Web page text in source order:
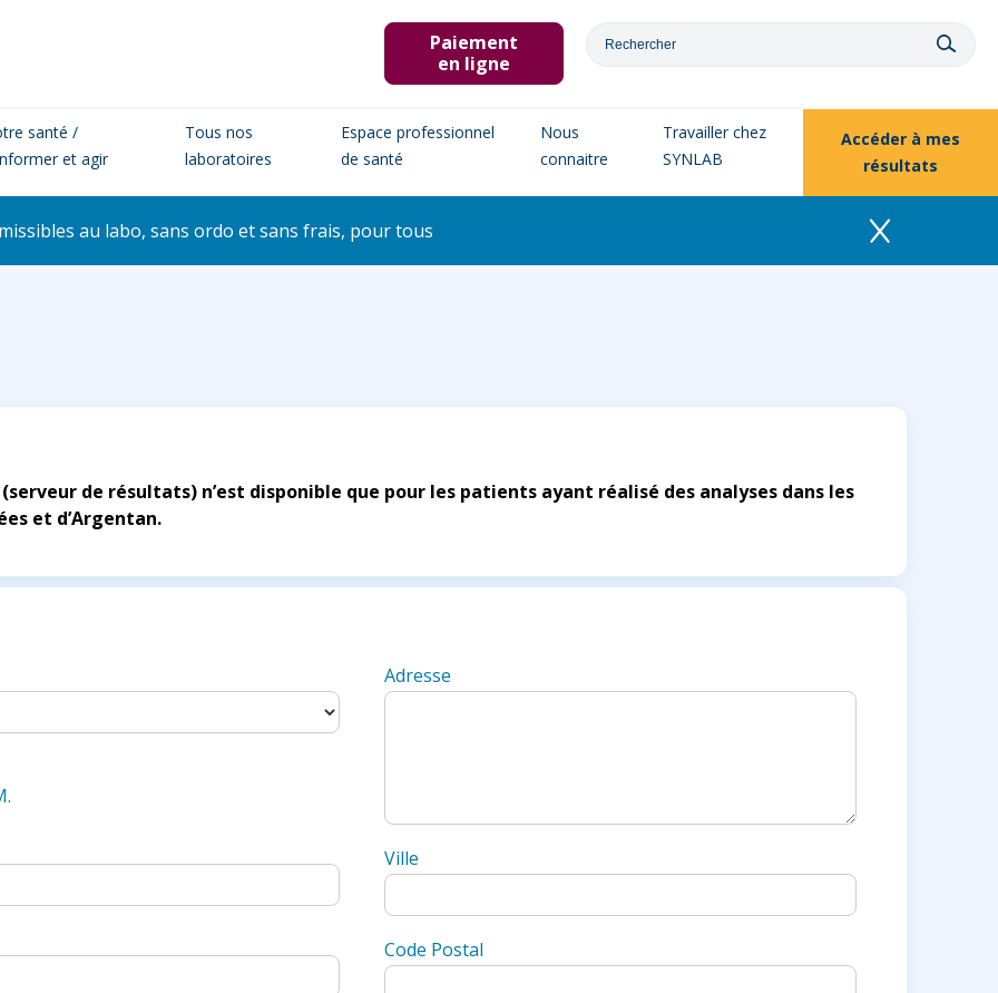
Paiement
en ligne
santé /
et agir
Tous nos
laboratoires
Espace professionnel
de santé
Nous
connaitre
Travailler chez
SYNLAB
Accéder à mes
résultats
au labo, sans ordo et sans frais, pour tous
de résultats) n’est disponible que pour les patients ayant réalisé des analyses dans les
et d’Argentan.
Adresse
Ville
Code Postal